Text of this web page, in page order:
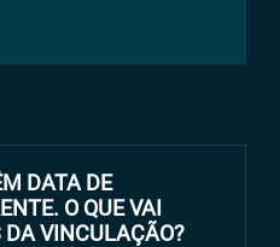
DATA DE
O QUE VAI
DA VINCULAÇÃO?